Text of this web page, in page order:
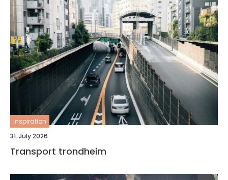
inspiration
31. July 2026
Transport trondheim